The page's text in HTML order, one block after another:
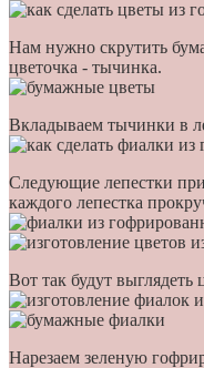
Нам нужно скрутить
цветочка - тычинка.
Вкладываем тычинки в
Следующие лепестки
каждого лепестка
Вот так будут выглядеть
Нарезаем зеленую